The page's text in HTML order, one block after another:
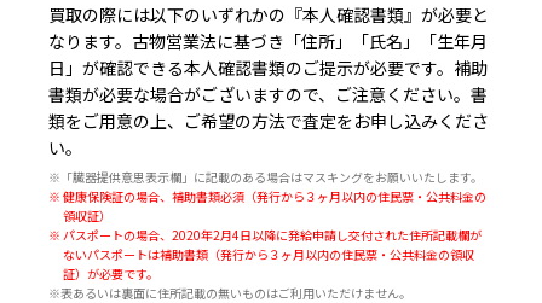
買取の際には以下のいずれかの『本人確認書類』が必要と
なります。古物営業法に基づき 「住所」「氏名」「生年月
日」が確認できる本人確認書類のご提示が必要です。補助
書類が必要な場合がございますので、ご注意ください。書
類をご用意の上、ご希望の方法で査定をお申し込みくださ
い。
※「臓器提供意思表示欄」に記載のある場合はマスキングをお願いいたします。
※ 健康保険証の場合、補助書類必須（発行から３ヶ月以内の住民票・公共料金の
領収証）
※ パスポートの場合、2020年2月4日以降に発給申請し交付された住所記載欄が
ないパスポートは補助書類（発行から３ヶ月以内の住民票・公共料金の領収
証）が必要です。
※表あるいは裏面に住所記載の無いものはご利用いただけません。